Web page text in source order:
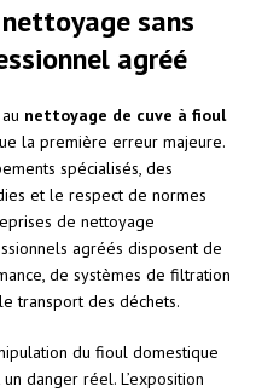
sans
agréé
nettoyage de cuve à fioul
la première erreur majeure.
spécialisés, des
et le respect de normes
de nettoyage
agréés disposent de
de systèmes de filtration
transport des déchets.
du fioul domestique
danger réel. L’exposition